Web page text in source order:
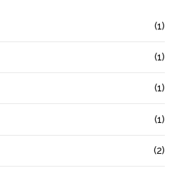
(1)
(1)
(1)
(1)
(2)